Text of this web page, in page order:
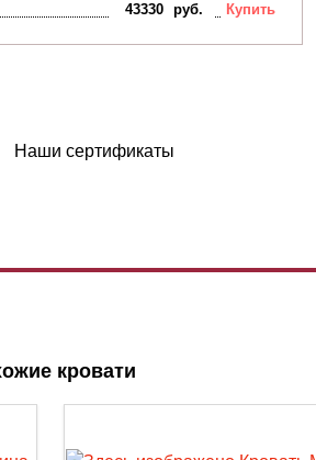
43330 руб. Купить
Наши сертификаты
кровати